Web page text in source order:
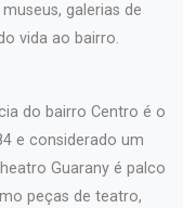
galerias de
vida ao bairro.
do bairro Centro é o
e considerado um
Guarany é palco
peças de teatro,